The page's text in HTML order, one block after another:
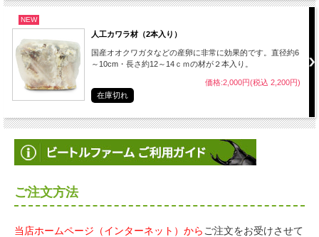
NEW
人工カワラ材（2本入り）
国産オオクワガタなどの産卵に非常に効果的です。直径約6
～10cm・長さ約12～14ｃｍの材が２本入り。
価格:2,000円(税込 2,200円)
在庫切れ
ご注文方法
当店ホームページ（インターネット）から ご注文をお受けさせて